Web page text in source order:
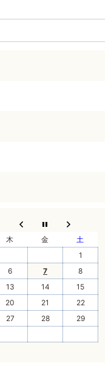
木 金
土
1
6 7
8
13 14
15
20 21
22
27 28
29